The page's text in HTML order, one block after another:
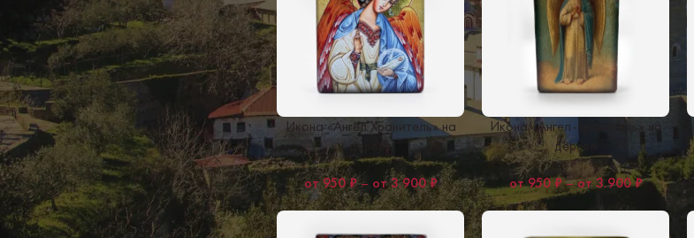
РАЗМЕРЫ
14см х 18см 26
14см х 24см 5
19см х 24см 26
7см х 12см 5
9.5см x 12.5см 26
9см х 16см 5
Икона «Ангел Хранитель» на
дереве
950₽– 3.900₽
Икона «Ангел-хранитель» на
дереве
950₽– 3.900₽